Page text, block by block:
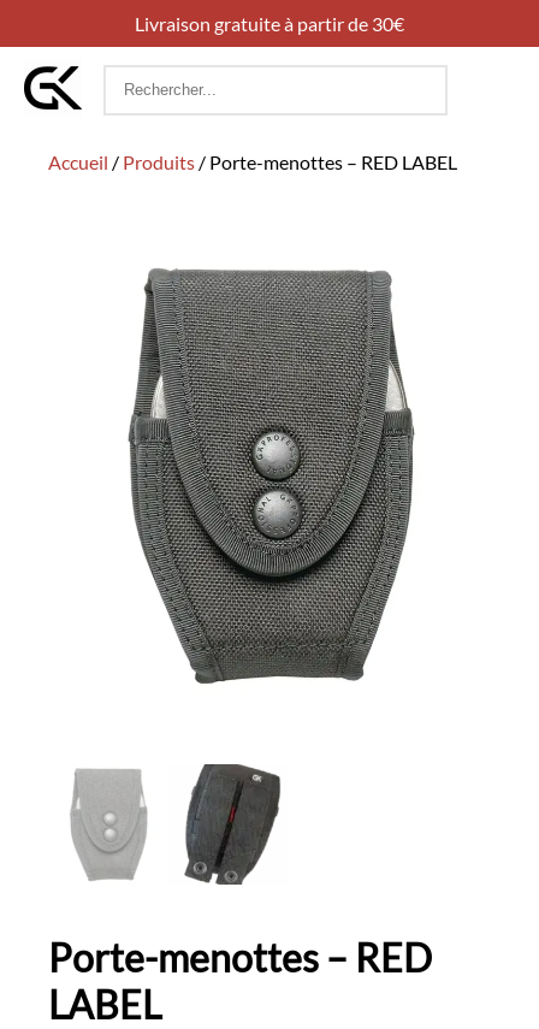
Livraison gratuite à partir de 30€
Rechercher
Accueil / Produits / Porte-menottes – RED LABEL
Porte-menottes – RED
LABEL